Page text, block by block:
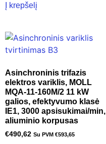
Į krepšelį
Asinchroninis trifazis
elektros variklis, MOLL
MQA-11-160M/2 11 kW
galios, efektyvumo klasė
IE1, 3000 apsisukimai/min,
aliuminio korpusas
€490,62 Su PVM €593,65